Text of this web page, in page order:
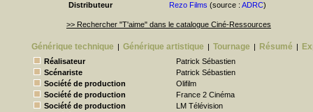
Distributeur
Rezo Films (source : ADRC)
>> Rechercher "T'aime" dans le catalogue Ciné-Ressources
Générique technique | Générique artistique | Tournage | Résumé |
Réalisateur
Patrick Sébastien
Scénariste
Patrick Sébastien
Société de production
Olifilm
Société de production
France 2 Cinéma
Société de production
LM Télévision